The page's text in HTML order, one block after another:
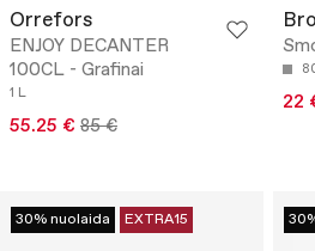
Orrefors
ENJOY DECANTER
100CL - Grafinai
1 L
55.25 € 85 €
22
30% nuolaida EXTRA15